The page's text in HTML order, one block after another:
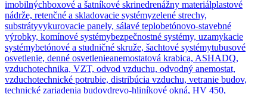
imobilnýchboxové a šatníkové skrinedrenážny materiálplastové
nádrže, retenčné a skladovacie systémyzelené strechy,
substrátyvykurovacie panely, sálavé teplobetónovo-stavebné
výrobky, komínové systémybezpečnostné systémy, uzamykacie
systémybetónové a studničné skruže, šachtové systémytubusové
osvetlenie, denné osvetlenieanemostatová krabica, ASHADQ,
vzduchotechnika, VZT, odvod vzduchu, odvodný anemostat,
vzduchotechnické potrubie, distribúcia vzduchu, vetranie budov,
technické zariadenia budovdrevo-hliníkové okná, HV 450,